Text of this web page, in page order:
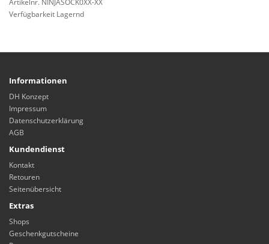
Verfügbarkeit Lagernd
Informationen
DH Konzept
Impressum
Datenschutzerklärung
AGB
Kundendienst
Kontakt
Retouren
Seitenübersicht
Extras
Shops
Geschenkgutscheine